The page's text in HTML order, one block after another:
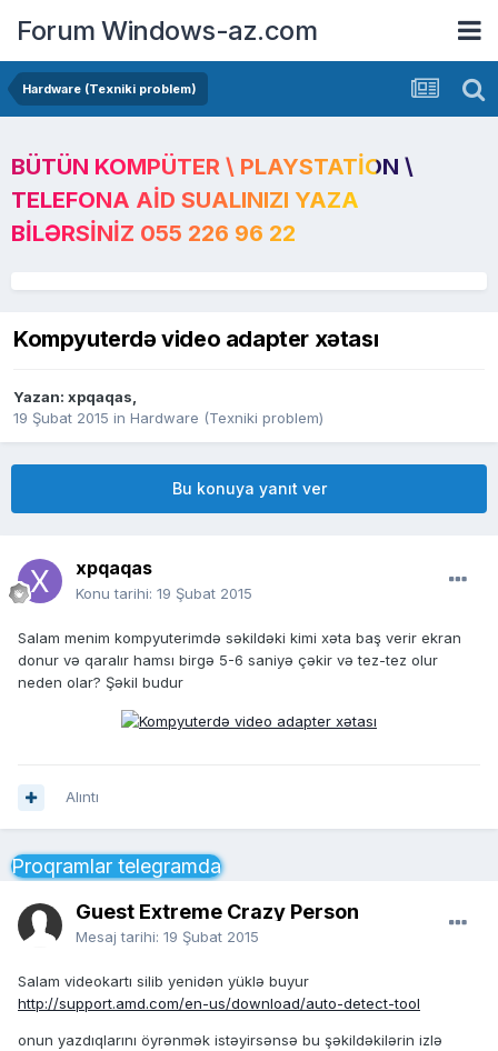
Forum Windows-az.com
Hardware (Texniki problem)
BÜTÜN KOMPÜTER \ PLAYSTATION \
TELEFONA AID SUALINIZI YAZA
BILƏRSINIZ 055 226 96 22
Kompyuterdə video adapter xətası
Yazan: xpqaqas,
19 Şubat 2015 in Hardware (Texniki problem)
Bu konuya yanıt ver
xpqaqas
Konu tarihi: 19 Şubat 2015
Salam menim kompyuterimdə səkildəki kimi xəta baş verir ekran
donur və qaralır hamsı birgə 5-6 saniyə çəkir və tez-tez olur
neden olar? Şəkil budur
Alıntı
Proqramlar telegramda
Guest Extreme Crazy Person
Mesaj tarihi: 19 Şubat 2015
Salam videokartı silib yenidən yüklə buyur
http://support.amd.com/en-us/download/auto-detect-tool
onun yazdıqlarını öyrənmək istəyirsənsə bu şəkildəkilərin izlə